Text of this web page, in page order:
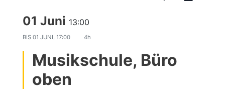
01 Juni 13:00
BIS 01 JUNI, 17:00 4h
Musikschule, Büro
oben